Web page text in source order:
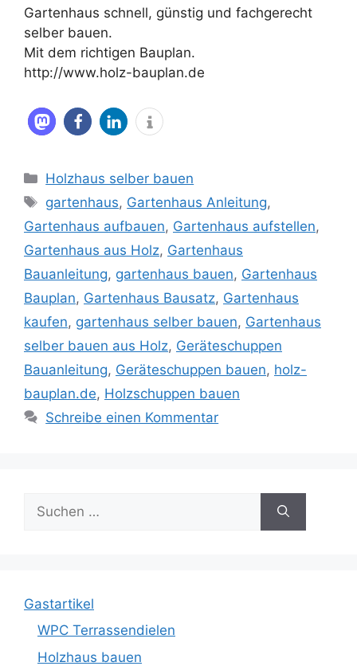
Gartenhaus schnell, günstig und fachgerecht
selber bauen.
Mit dem richtigen Bauplan.
http://www.holz-bauplan.de
Kategorien
Holzhaus selber bauen
Schlagwörter
gartenhaus, Gartenhaus Anleitung,
Gartenhaus aufbauen, Gartenhaus aufstellen,
Gartenhaus aus Holz, Gartenhaus
Bauanleitung, gartenhaus bauen, Gartenhaus
Bauplan, Gartenhaus Bausatz, Gartenhaus
kaufen, gartenhaus selber bauen, Gartenhaus
selber bauen aus Holz, Geräteschuppen
Bauanleitung, Geräteschuppen bauen, holz-
bauplan.de, Holzschuppen bauen
Schreibe einen Kommentar
nach:
Gastartikel
WPC Terrassendielen
Holzhaus bauen